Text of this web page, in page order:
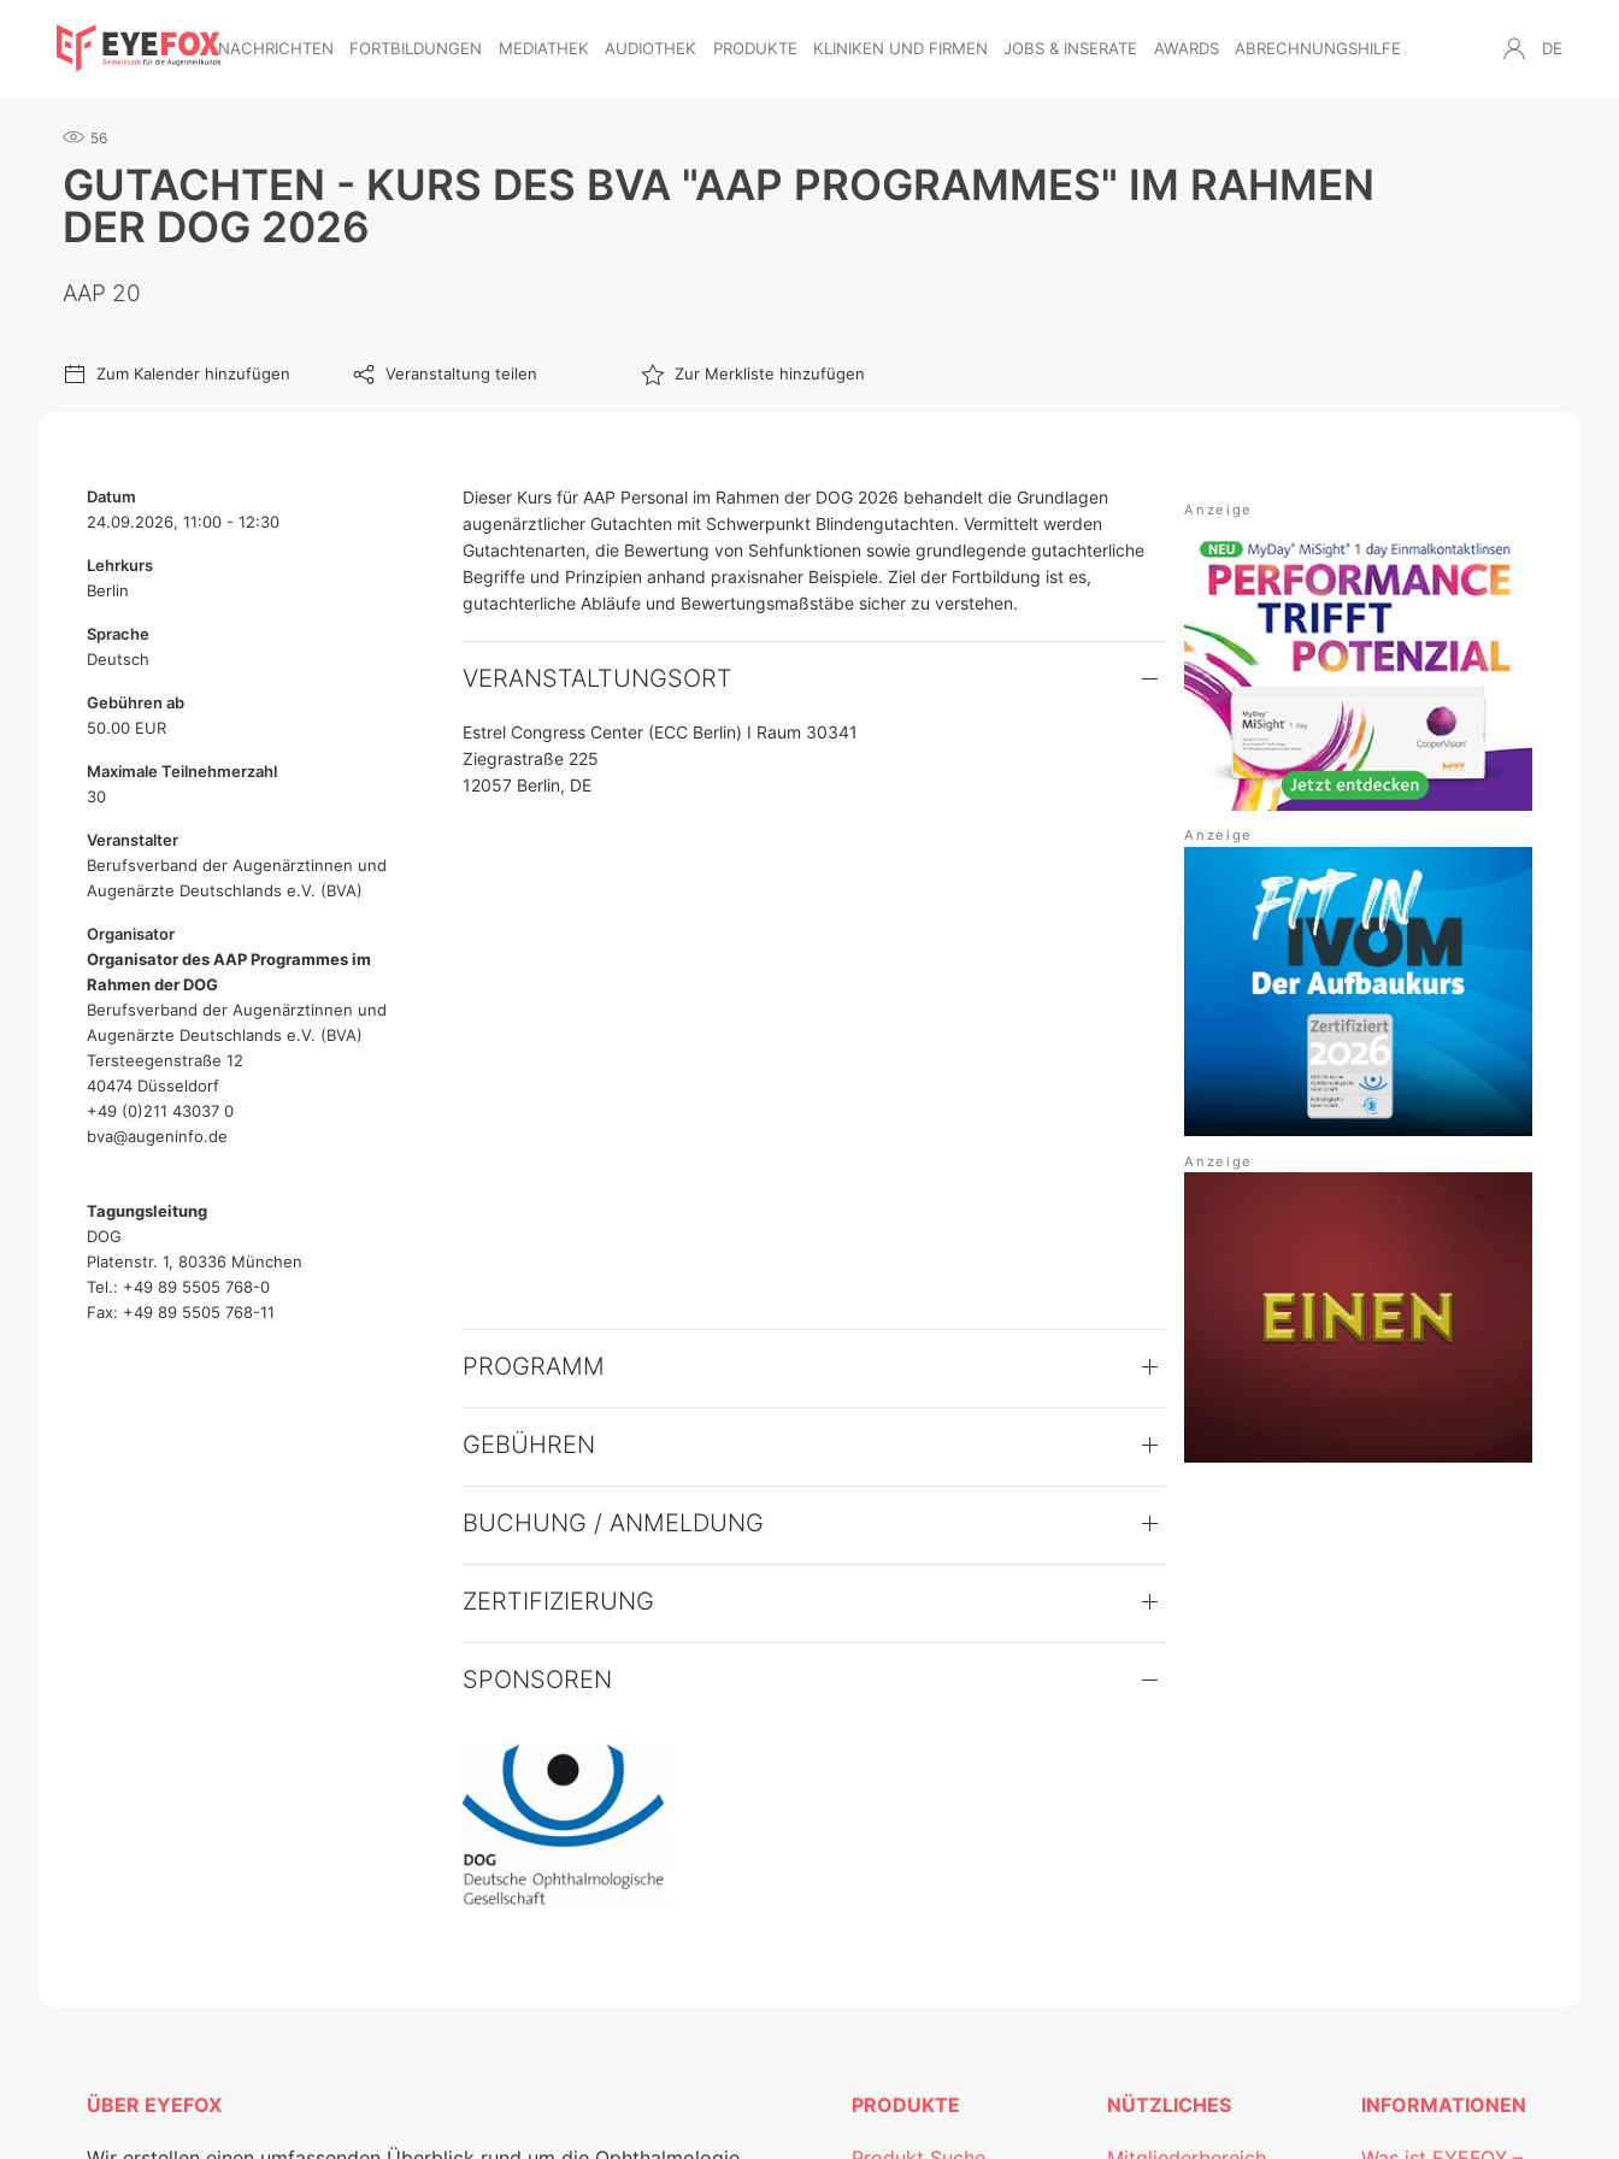
NACHRICHTEN FORTBILDUNGEN MEDIATHEK AUDIOTHEK PRODUKTE KLINIKEN UND FIRMEN JOBS & INSERATE AWARDS ABRECHNUNGSHILFE DE
56
GUTACHTEN - KURS DES BVA "AAP PROGRAMMES" IM RAHMEN
DER DOG 2026
AAP 20
Zum Kalender hinzufügen Veranstaltung teilen Zur Merkliste hinzufügen
Datum
24.09.2026, 11:00 - 12:30
Lehrkurs
Berlin
Sprache
Deutsch
Gebühren ab
50.00 EUR
Maximale Teilnehmerzahl
30
Veranstalter
Berufsverband der Augenärztinnen und
Augenärzte Deutschlands e.V. (BVA)
Organisator
Organisator des AAP Programmes im
Rahmen der DOG
Berufsverband der Augenärztinnen und
Augenärzte Deutschlands e.V. (BVA)
Tersteegenstraße 12
40474 Düsseldorf
+49 (0)211 43037 0
bva@augeninfo.de
Tagungsleitung
DOG
Platenstr. 1, 80336 München
Tel.: +49 89 5505 768-0
Fax: +49 89 5505 768-11
Dieser Kurs für AAP Personal im Rahmen der DOG 2026 behandelt die Grundlagen
augenärztlicher Gutachten mit Schwerpunkt Blindengutachten. Vermittelt werden
Gutachtenarten, die Bewertung von Sehfunktionen sowie grundlegende gutachterliche
Begriffe und Prinzipien anhand praxisnaher Beispiele. Ziel der Fortbildung ist es,
gutachterliche Abläufe und Bewertungsmaßstäbe sicher zu verstehen.
VERANSTALTUNGSORT
Estrel Congress Center (ECC Berlin) I Raum 30341
Ziegrastraße 225
12057 Berlin, DE
PROGRAMM
GEBÜHREN
BUCHUNG / ANMELDUNG
ZERTIFIZIERUNG
SPONSOREN
ÜBER EYEFOX PRODUKTE NÜTZLICHES INFORMATIONEN